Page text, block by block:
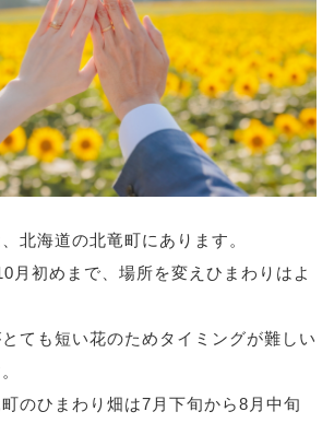
北海道の北竜町にあります。
月初めまで、場所を変えひまわりはよ
ても短い花のためタイミングが難しい
のひまわり畑は7月下旬から8月中旬